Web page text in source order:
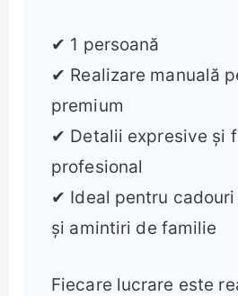
✔ 1 persoană
✔ Realizare manuală
premium
✔ Detalii expresive și
profesional
✔ Ideal pentru
și amintiri de familie
Fiecare lucrare este